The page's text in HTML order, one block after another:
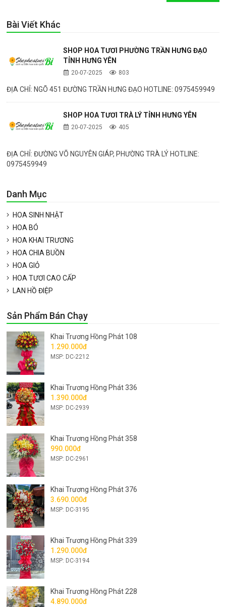
Bài Viết Khác
SHOP HOA TƯƠI PHƯỜNG TRẦN HƯNG ĐẠO
TỈNH HƯNG YÊN
20-07-2025 803
ĐỊA CHỈ: NGÕ 451 ĐƯỜNG TRẦN HƯNG ĐẠO HOTLINE: 0975459949
SHOP HOA TƯƠI TRÀ LÝ TỈNH HƯNG YÊN
20-07-2025 405
ĐỊA CHỈ: ĐƯỜNG VÕ NGUYÊN GIÁP, PHƯỜNG TRÀ LÝ HOTLINE:
0975459949
Danh Mục
HOA SINH NHẬT
HOA BÓ
HOA KHAI TRƯƠNG
HOA CHIA BUỒN
HOA GIỎ
HOA TƯƠI CAO CẤP
LAN HỒ ĐIỆP
Sản Phẩm Bán Chạy
Khai Trương Hồng Phát 108
1.290.000đ
MSP: DC-2212
Khai Trương Hồng Phát 336
1.390.000đ
MSP: DC-2939
Khai Trương Hồng Phát 358
990.000đ
MSP: DC-2961
Khai Trương Hồng Phát 376
3.690.000đ
MSP: DC-3195
Khai Trương Hồng Phát 339
1.290.000đ
MSP: DC-3194
Khai Trương Hồng Phát 228
4.890.000đ